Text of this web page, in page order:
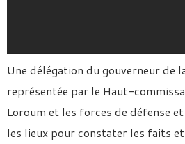
Une délégation du gouverneur de
représentée par le Haut-
Loroum et les forces de défense
les lieux pour constater les faits